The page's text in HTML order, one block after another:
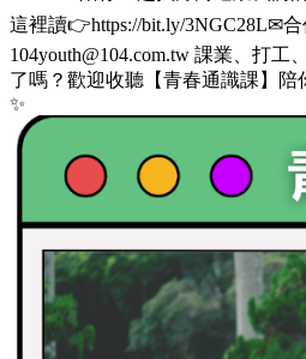
這裡讀👉https://bit.ly/3NGC28L✉合
104youth@104.com.tw 課業、打工
了嗎？歡迎收聽【青春通識課】
✨